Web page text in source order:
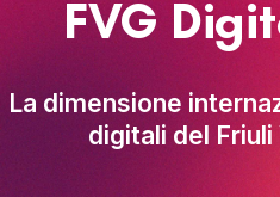
FVG
La dimensione
digitali del Friuli